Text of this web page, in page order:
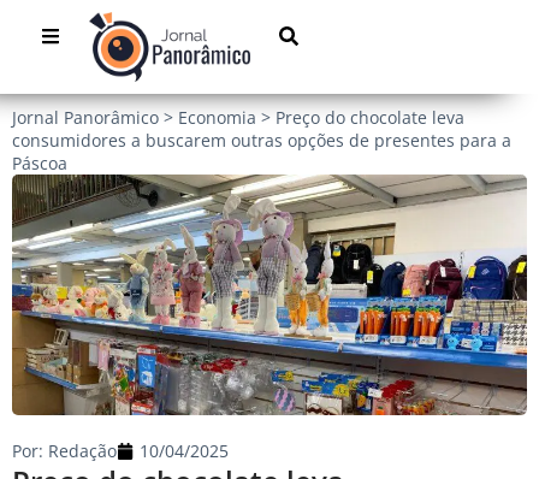
Jornal Panorâmico > Economia > Preço do chocolate leva
consumidores a buscarem outras opções de presentes para a
Páscoa
Por: Redação 10/04/2025